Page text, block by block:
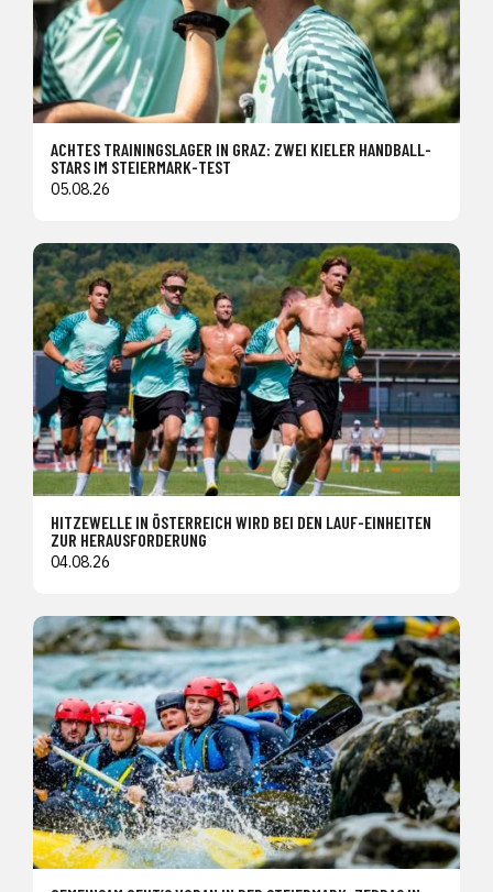
ACHTES TRAININGSLAGER IN GRAZ: ZWEI KIELER HANDBALL-
STARS IM STEIERMARK-TEST
05.08.26
HITZEWELLE IN ÖSTERREICH WIRD BEI DEN LAUF-EINHEITEN
ZUR HERAUSFORDERUNG
04.08.26